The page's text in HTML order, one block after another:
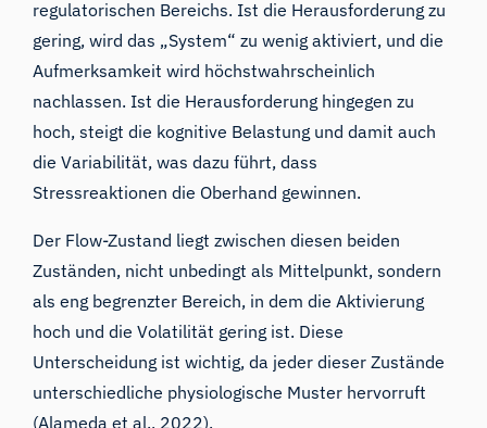
regulatorischen Bereichs. Ist die Herausforderung zu
gering, wird das „System“ zu wenig aktiviert, und die
Aufmerksamkeit wird höchstwahrscheinlich
nachlassen. Ist die Herausforderung hingegen zu
hoch, steigt die kognitive Belastung und damit auch
die Variabilität, was dazu führt, dass
Stressreaktionen die Oberhand gewinnen.
Der Flow-Zustand liegt zwischen diesen beiden
Zuständen, nicht unbedingt als Mittelpunkt, sondern
als eng begrenzter Bereich, in dem die Aktivierung
hoch und die Volatilität gering ist. Diese
Unterscheidung ist wichtig, da jeder dieser Zustände
unterschiedliche physiologische Muster hervorruft
(Alameda et al., 2022).